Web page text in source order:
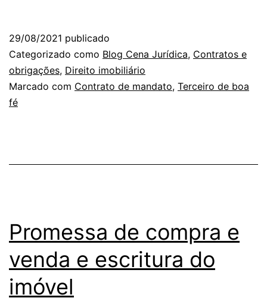
29/08/2021 publicado
Categorizado como Blog Cena Jurídica, Contratos e
obrigações, Direito imobiliário
Marcado com Contrato de mandato, Terceiro de boa
fé
Promessa de compra e
venda e escritura do
imóvel